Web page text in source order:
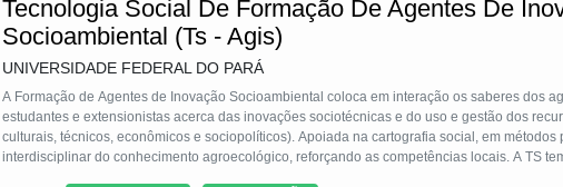
Tecnologia Social De Formação De Agentes De
Socioambiental (Ts - Agis)
UNIVERSIDADE FEDERAL DO PARÁ
A Formação de Agentes de Inovação Socioambiental coloca em interação os saberes dos
estudantes e extensionistas acerca das inovações sociotécnicas e do uso e gestão dos
culturais, técnicos, econômicos e sociopolíticos). Apoiada na cartografia social, em métodos
interdisciplinar do conhecimento agroecológico, reforçando as competências locais. A TS